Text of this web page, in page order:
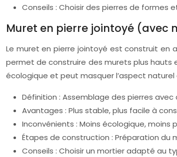
Conseils : Choisir des pierres de formes
Muret en pierre jointoyé (avec
Le muret en pierre jointoyé est construit
permet de construire des murets plus
écologique et peut masquer l’aspect naturel
Définition : Assemblage des pierres avec
Avantages : Plus stable, plus facile à
Inconvénients : Moins écologique,
Étapes de construction : Préparation du
Conseils : Choisir un mortier adapté au